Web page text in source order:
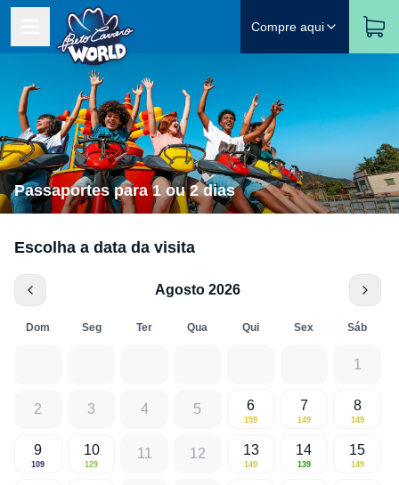
Compre aqui
Passaportes para 1 ou 2 dias
Escolha a data da visita
Agosto 2026
Dom Seg Ter Qua Qui Sex Sáb
1
2 3 4 5 6
159
7
149
8
149
9
109
10
129
11 12 13
149
14
139
15
149